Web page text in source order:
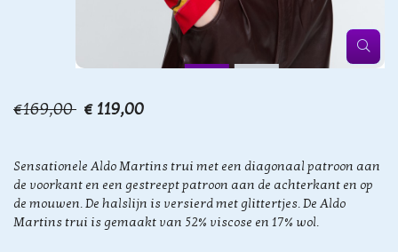
€169,00 € 119,00
Sensationele Aldo Martins trui met een diagonaal patroon aan
de voorkant en een gestreept patroon aan de achterkant en op
de mouwen. De halslijn is versierd met glittertjes. De Aldo
Martins trui is gemaakt van 52% viscose en 17% wol.